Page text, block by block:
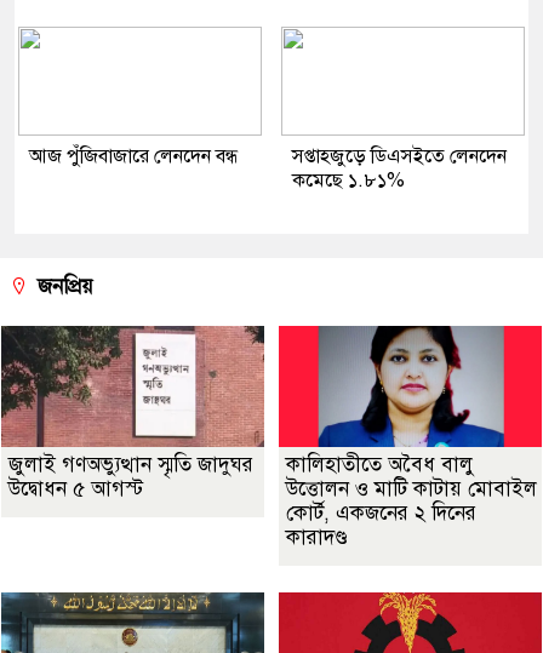
আজ পুঁজিবাজারে লেনদেন বন্ধ
সপ্তাহজুড়ে ডিএসইতে লেনদেন
কমেছে ১.৮১%
জনপ্রিয়
জুলাই গণঅভ্যুত্থান স্মৃতি জাদুঘর
উদ্বোধন ৫ আগস্ট
কালিহাতীতে অবৈধ বালু
উত্তোলন ও মাটি কাটায় মোবাইল
কোর্ট, একজনের ২ দিনের
কারাদণ্ড